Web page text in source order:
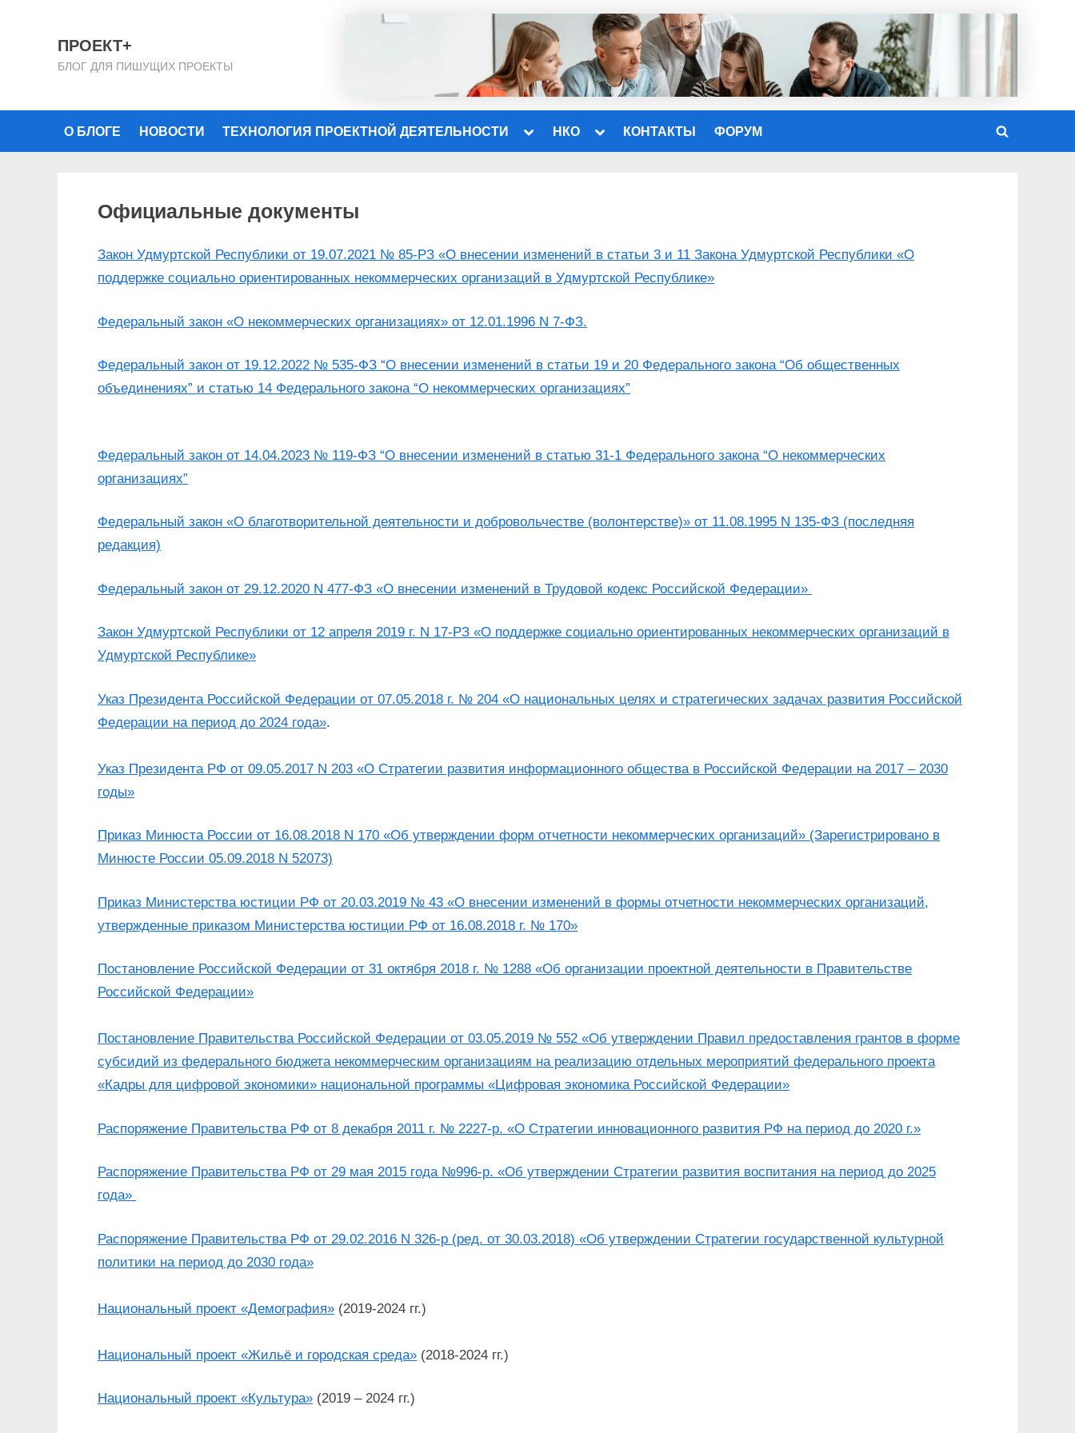
ПРОЕКТ+
БЛОГ ДЛЯ ПИШУЩИХ ПРОЕКТЫ
О БЛОГЕ НОВОСТИ ТЕХНОЛОГИЯ ПРОЕКТНОЙ ДЕЯТЕЛЬНОСТИ
ToggleНКО
ToggleКОНТАКТЫ ФОРУМ
Toggle
Официальные документы
Закон Удмуртской Республики от 19.07.2021 № 85-РЗ «О внесении изменений в статьи 3 и 11 Закона Удмуртской Республики «О
поддержке социально ориентированных некоммерческих организаций в Удмуртской Республике»
Федеральный закон «О некоммерческих организациях» от 12.01.1996 N 7-ФЗ.
Федеральный закон от 19.12.2022 № 535-ФЗ “О внесении изменений в статьи 19 и 20 Федерального закона “Об общественных
объединениях” и статью 14 Федерального закона “О некоммерческих организациях”
Федеральный закон от 14.04.2023 № 119-ФЗ “О внесении изменений в статью 31-1 Федерального закона “О некоммерческих
организациях”
Федеральный закон «О благотворительной деятельности и добровольчестве (волонтерстве)» от 11.08.1995 N 135-ФЗ (последняя
редакция)
Федеральный закон от 29.12.2020 N 477-ФЗ «О внесении изменений в Трудовой кодекс Российской Федерации»
Закон Удмуртской Республики от 12 апреля 2019 г. N 17-РЗ «О поддержке социально ориентированных некоммерческих организаций в
Удмуртской Республике»
Указ Президента Российской Федерации от 07.05.2018 г. № 204 «О национальных целях и стратегических задачах развития Российской
Федерации на период до 2024 года».
Указ Президента РФ от 09.05.2017 N 203 «О Стратегии развития информационного общества в Российской Федерации на 2017 – 2030
годы»
Приказ Минюста России от 16.08.2018 N 170 «Об утверждении форм отчетности некоммерческих организаций» (Зарегистрировано в
Минюсте России 05.09.2018 N 52073)
Приказ Министерства юстиции РФ от 20.03.2019 № 43 «О внесении изменений в формы отчетности некоммерческих организаций,
утвержденные приказом Министерства юстиции РФ от 16.08.2018 г. № 170»
Постановление Российской Федерации от 31 октября 2018 г. № 1288 «Об организации проектной деятельности в Правительстве
Российской Федерации»
Постановление Правительства Российской Федерации от 03.05.2019 № 552 «Об утверждении Правил предоставления грантов в форме
субсидий из федерального бюджета некоммерческим организациям на реализацию отдельных мероприятий федерального проекта
«Кадры для цифровой экономики» национальной программы «Цифровая экономика Российской Федерации»
Распоряжение Правительства РФ от 8 декабря 2011 г. № 2227-р. «О Стратегии инновационного развития РФ на период до 2020 г.»
Распоряжение Правительства РФ от 29 мая 2015 года №996-р. «Об утверждении Стратегии развития воспитания на период до 2025
года»
Распоряжение Правительства РФ от 29.02.2016 N 326-р (ред. от 30.03.2018) «Об утверждении Стратегии государственной культурной
политики на период до 2030 года»
Национальный проект «Демография» (2019-2024 гг.)
Национальный проект «Жильё и городская среда» (2018-2024 гг.)
Национальный проект «Культура» (2019 – 2024 гг.)